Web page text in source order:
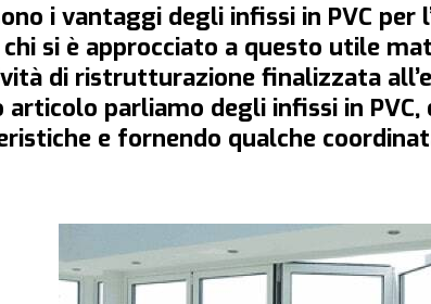
i vantaggi degli infissi in PVC per
chi si è approcciato a questo utile
di ristrutturazione finalizzata
articolo parliamo degli infissi in PVC,
e fornendo qualche